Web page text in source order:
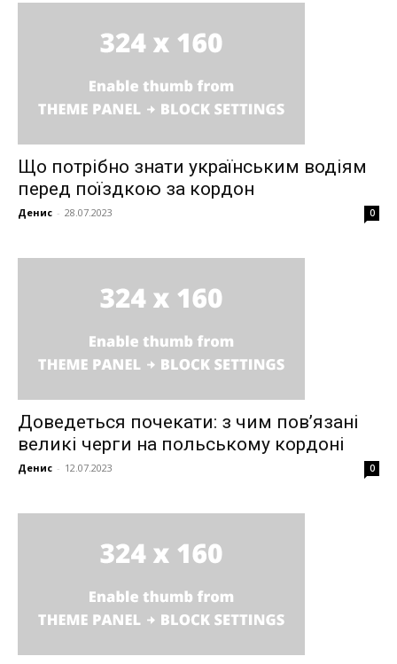
Magazine PRO
Company
My account
Що потрібно знати українським водіям
перед поїздкою за кордон
Денис - 28.07.2023 0
Доведеться почекати: з чим пов’язані
великі черги на польському кордоні
Денис - 12.07.2023 0